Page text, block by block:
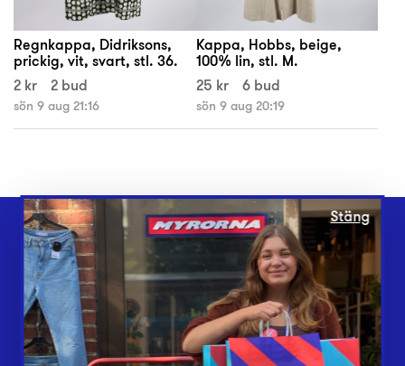
Regnkappa, Didriksons,
prickig, vit, svart, stl. 36.
2 kr
2 bud
sön 9 aug 21:16
Kappa, Hobbs, beige,
100% lin, stl. M.
25 kr
6 bud
sön 9 aug 20:19
Webbshop
Butiker
Lämna in
Vårt överskott
Stäng